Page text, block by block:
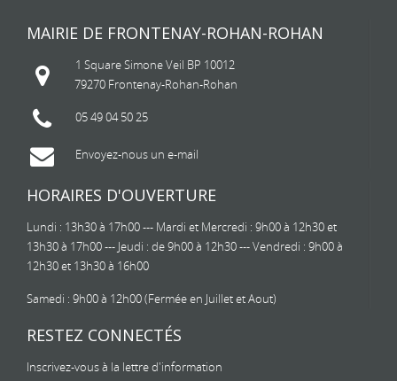
MAIRIE DE FRONTENAY-ROHAN-ROHAN
1 Square Simone Veil BP 10012
79270 Frontenay-Rohan-Rohan
05 49 04 50 25
Envoyez-nous un e-mail
HORAIRES D'OUVERTURE
Lundi : 13h30 à 17h00 --- Mardi et Mercredi : 9h00 à 12h30 et
13h30 à 17h00 --- Jeudi : de 9h00 à 12h30 --- Vendredi : 9h00 à
12h30 et 13h30 à 16h00
Samedi : 9h00 à 12h00 (Fermée en Juillet et Aout)
RESTEZ CONNECTÉS
Inscrivez-vous à la lettre d'information